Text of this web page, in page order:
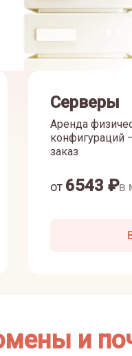
Серверы
Аренда
конфигураций
заказ
от 6543 ₽в
и